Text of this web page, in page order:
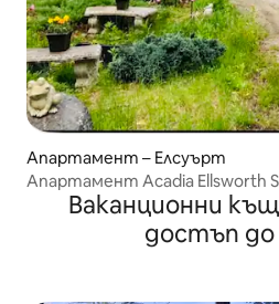
Апартамент – Елсуърт
Апартамент Acadia Ellsworth
Ваканционни
достъп до